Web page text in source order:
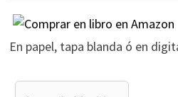
En papel, tapa blanda ó en